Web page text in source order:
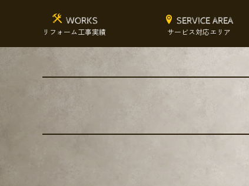
WORKS
リフォーム工事実績
SERVICE AREA
サービス対応エリア